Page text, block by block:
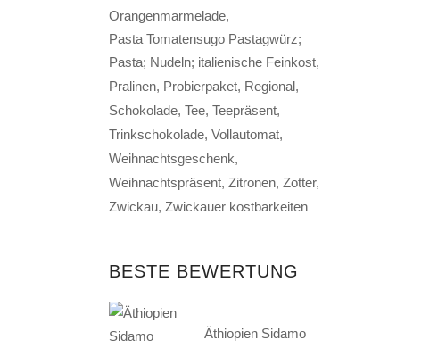
Orangenmarmelade
Pasta Tomatensugo Pastagwürz;
Pasta; Nudeln; italienische Feinkost
Pralinen Probierpaket Regional
Schokolade Tee Teepräsent
Trinkschokolade Vollautomat
Weihnachtsgeschenk
Weihnachtspräsent Zitronen Zotter
Zwickau Zwickauer kostbarkeiten
BESTE BEWERTUNG
Äthiopien Sidamo